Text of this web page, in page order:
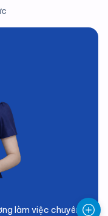
làm việc chuyên